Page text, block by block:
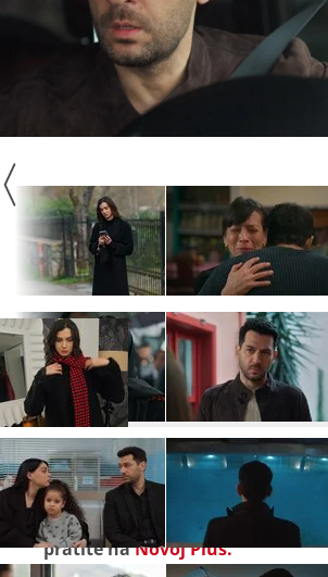
TAJNE PROŠLOSTI
Ne prestaje je
njezin najtužniji dan
Seriju "Tajne prošlosti " ne
od ponedjeljka do petka na
pratite naNovoj Plus.